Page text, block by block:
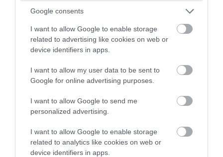
Google consents
I want to allow Google to enable storage
related to advertising like cookies on web or
device identifiers in apps.
I want to allow my user data to be sent to
Google for online advertising purposes.
I want to allow Google to send me
personalized advertising.
I want to allow Google to enable storage
related to analytics like cookies on web or
device identifiers in apps.